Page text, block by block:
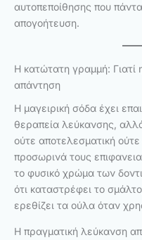
αυτοπεποίθησης που
απογοήτευση.
Η κατώτατη γραμμή: Γιατί
απάντηση
Η μαγειρική σόδα έχει
θεραπεία λεύκανσης,
ούτε αποτελεσματική
προσωρινά τους
το φυσικό χρώμα των
ότι καταστρέφει το
ερεθίζει τα ούλα όταν
Η πραγματική λεύκανση